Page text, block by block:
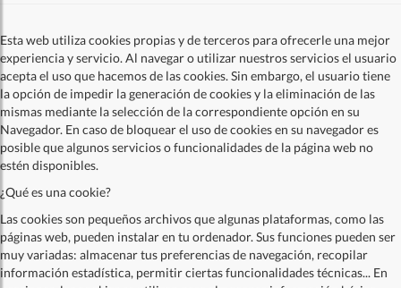
Esta web utiliza cookies propias y de terceros para ofrecerle una mejor
experiencia y servicio. Al navegar o utilizar nuestros servicios el usuario
acepta el uso que hacemos de las cookies. Sin embargo, el usuario tiene
la opción de impedir la generación de cookies y la eliminación de las
mismas mediante la selección de la correspondiente opción en su
Navegador. En caso de bloquear el uso de cookies en su navegador es
posible que algunos servicios o funcionalidades de la página web no
estén disponibles.
¿Qué es una cookie?
Las cookies son pequeños archivos que algunas plataformas, como las
páginas web, pueden instalar en tu ordenador. Sus funciones pueden ser
muy variadas: almacenar tus preferencias de navegación, recopilar
información estadística, permitir ciertas funcionalidades técnicas... En